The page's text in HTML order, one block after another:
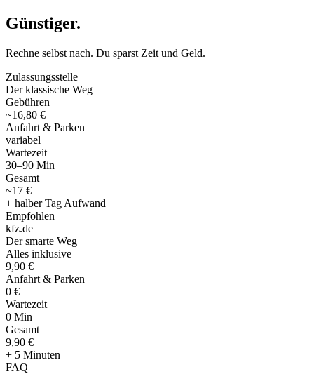
Günstiger.
Rechne selbst nach. Du sparst Zeit und Geld.
Zulassungsstelle
Der klassische Weg
Gebühren
~16,80 €
Anfahrt & Parken
variabel
Wartezeit
30–90 Min
Gesamt
~17 €
+ halber Tag Aufwand
Empfohlen
kfz.de
Der smarte Weg
Alles inklusive
9,90 €
Anfahrt & Parken
0 €
Wartezeit
0 Min
Gesamt
9,90 €
+ 5 Minuten
FAQ